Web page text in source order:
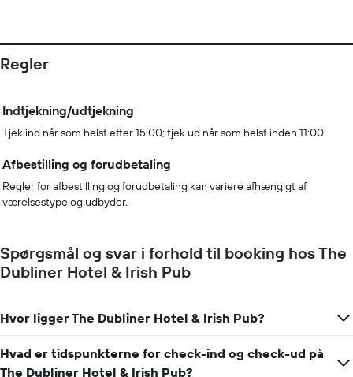
Regler
Indtjekning/udtjekning
Tjek ind når som helst efter 15:00; tjek ud når som helst inden 11:00
Afbestilling og forudbetaling
Regler for afbestilling og forudbetaling kan variere afhængigt af
værelsestype og udbyder.
Spørgsmål og svar i forhold til booking hos The
Dubliner Hotel & Irish Pub
Hvor ligger The Dubliner Hotel & Irish Pub?
Hvad er tidspunkterne for check-ind og check-ud på
The Dubliner Hotel & Irish Pub?